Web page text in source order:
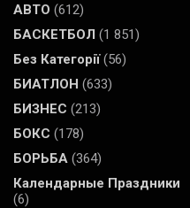
АВТО (612)
БАСКЕТБОЛ (1 851)
Без Категорії(56)
БИАТЛОН (633)
БИЗНЕС (213)
БОКС (178)
БОРЬБА (364)
Календарные Праздники
(6)